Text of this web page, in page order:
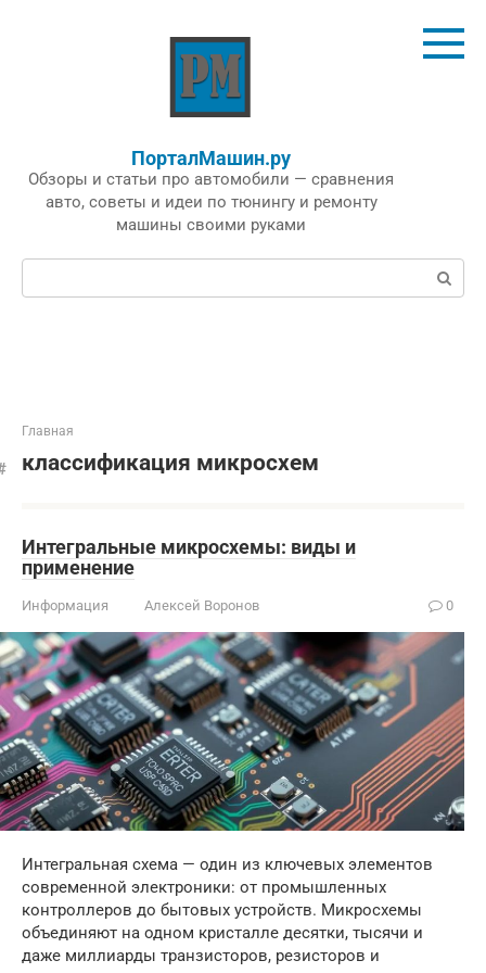
ПорталМашин.ру
Обзоры и статьи про автомобили — сравнения
авто, советы и идеи по тюнингу и ремонту
машины своими руками
Поиск:
Главная
классификация микросхем
Интегральные микросхемы: виды и
применение
Информация Алексей Воронов 0
Интегральная схема — один из ключевых элементов
современной электроники: от промышленных
контроллеров до бытовых устройств. Микросхемы
объединяют на одном кристалле десятки, тысячи и
даже миллиарды транзисторов, резисторов и